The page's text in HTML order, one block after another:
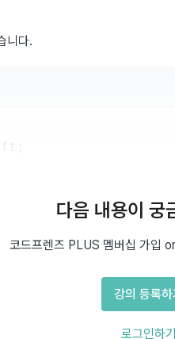
니다.
다음 내용이 궁
코드프렌즈 PLUS 멤버십 가입
강의 등록하
로그인하기